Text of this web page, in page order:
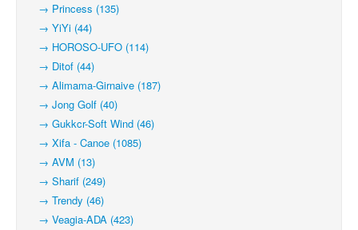
→ Princess (135)
→ YiYi (44)
→ HOROSO-UFO (114)
→ Ditof (44)
→ Alimama-Girnaive (187)
→ Jong Golf (40)
→ Gukkcr-Soft Wind (46)
→ Xifa - Canoe (1085)
→ AVM (13)
→ Sharif (249)
→ Trendy (46)
→ Veagia-ADA (423)